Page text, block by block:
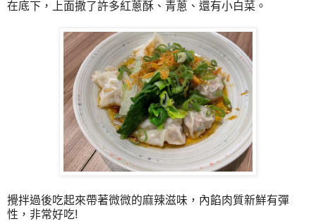
在底下，上面撒了許多紅蔥酥、青蔥、還有小白菜。
攪拌過後吃起來帶著微微的麻辣滋味，內餡肉質新鮮有彈
性，非常好吃!